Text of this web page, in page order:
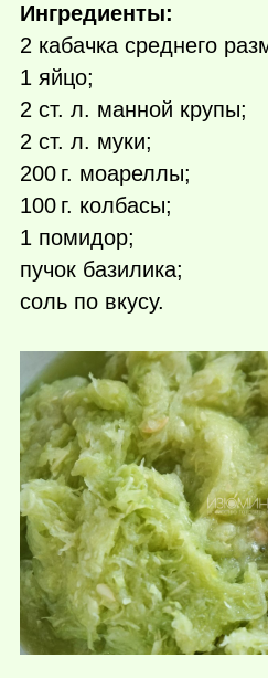
Ингредиенты:
2 кабачка среднего
1 яйцо;
2 ст. л. манной крупы;
2 ст. л. муки;
200 г. моареллы;
100 г. колбасы;
1 помидор;
пучок базилика;
соль по вкусу.